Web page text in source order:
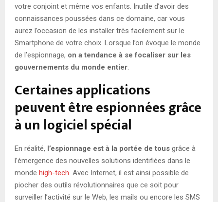
votre conjoint et même vos enfants. Inutile d’avoir des
connaissances poussées dans ce domaine, car vous
aurez l’occasion de les installer très facilement sur le
Smartphone de votre choix. Lorsque l’on évoque le monde
de l’espionnage, on a tendance à se focaliser sur les
gouvernements du monde entier.
Certaines applications
peuvent être espionnées grâce
à un logiciel spécial
En réalité, l’espionnage est à la portée de tous grâce à
l’émergence des nouvelles solutions identifiées dans le
monde high-tech. Avec Internet, il est ainsi possible de
piocher des outils révolutionnaires que ce soit pour
surveiller l’activité sur le Web, les mails ou encore les SMS